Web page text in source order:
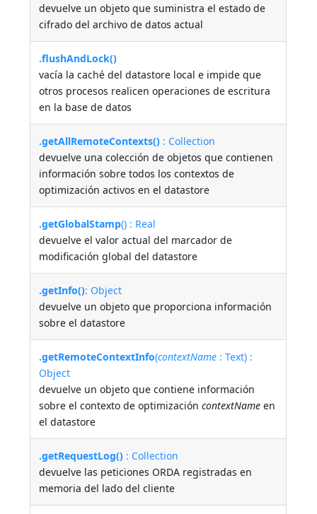
devuelve un objeto que suministra el estado de
cifrado del archivo de datos actual
.flushAndLock()
vacía la caché del datastore local e impide que
otros procesos realicen operaciones de escritura
en la base de datos
.getAllRemoteContexts() : Collection
devuelve una colección de objetos que contienen
información sobre todos los contextos de
optimización activos en el datastore
.getGlobalStamp() : Real
devuelve el valor actual del marcador de
modificación global del datastore
.getInfo(): Object
devuelve un objeto que proporciona información
sobre el datastore
.getRemoteContextInfo(contextName : Text) :
Object
devuelve un objeto que contiene información
sobre el contexto de optimizacióncontextName en
el datastore
.getRequestLog() : Collection
devuelve las peticiones ORDA registradas en
memoria del lado del cliente